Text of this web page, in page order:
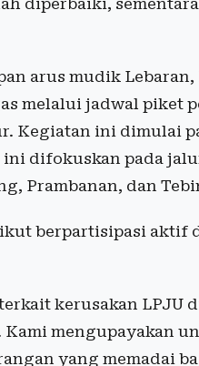
arus mudik Lebaran,
melalui jadwal piket
Kegiatan ini dimulai
ini difokuskan pada
Prambanan, dan
berpartisipasi aktif
kerusakan LPJU
Kami mengupayakan
yang memadai